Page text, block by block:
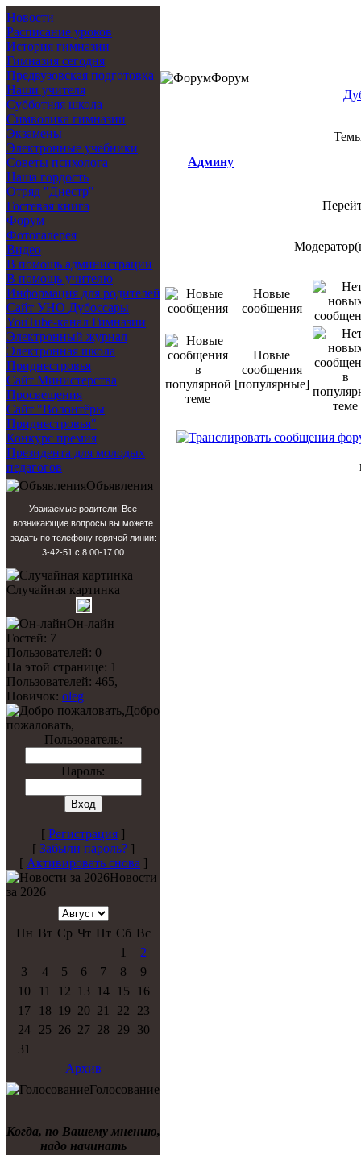
Новости
Расписание уроков
История гимназии
Гимназия сегодня
Предвузовская подготовка
Наши учителя
Субботняя школа
Символика гимназии
Экзамены
Электронные учебники
Советы психолога
Наша гордость
Отряд "Днестр"
Гостевая книга
Форум
Фотогалерея
Видео
В помощь администрации
В помощь учителю
Информация для родителей
Cайт УНО Дубоссары
YouTube-канал Гимназии
Электронный журнал
Электронная школа
Приднестровья
Сайт Министерства
Просвещения
Сайт "Волонтёры
Приднестровья"
Конкурс премия
Президента для молодых
педагогов
Объявления
Уважаемые родители! Все
возникающие вопросы вы можете
задать по телефону горячей линии:
3-42-51 с 8.00-17.00
Случайная картинка
Он-лайн
Гостей: 7
Пользователей: 0
На этой странице: 1
Пользователей: 465,
Новичок: oleg
Добро
пожаловать,
Пользователь:
Пароль:
[Регистрация ]
[ Забыли пароль? ]
[ Активировать снова ]
Новости
за 2026
Пн Вт Ср Чт Пт Сб Вс
1
2
3
4 5 6 7 8
9
10
11 12 13 14 15
16
17
18 19 20 21 22
23
24
25 26 27 28 29
30
31
Архив
Голосование
Когда, по Вашему мнению,
надо начинать
Форум
Админу
Новые
сообщения
Новые
сообщения
[популярные]